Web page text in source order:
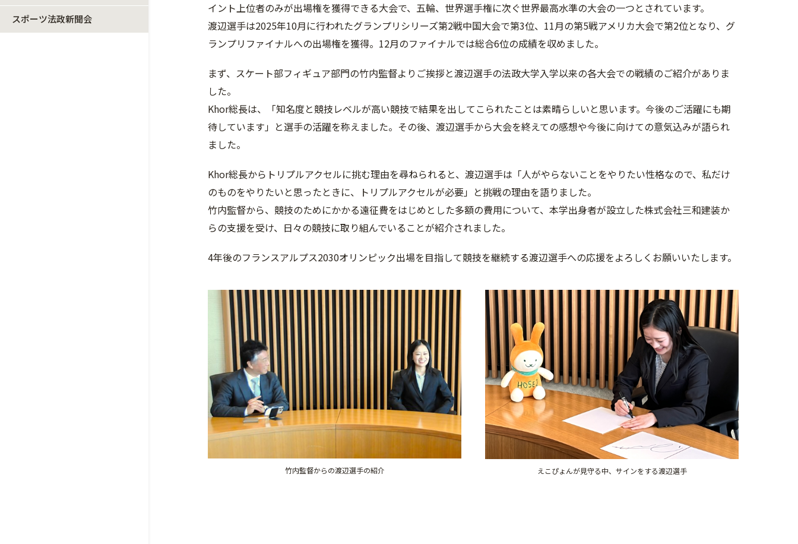
スポーツ法政新聞会
イント上位者のみが出場権を獲得できる大会で、五輪、世界選手権に次ぐ世界最高水準の大会の一つとされています。
渡辺選手は2025年10月に行われたグランプリシリーズ第2戦中国大会で第3位、11月の第5戦アメリカ大会で第2位となり、グ
ランプリファイナルへの出場権を獲得。12月のファイナルでは総合6位の成績を収めました。
まず、スケート部フィギュア部門の竹内監督よりご挨拶と渡辺選手の法政大学入学以来の各大会での戦績のご紹介がありま
した。
Khor総長は、「知名度と競技レベルが高い競技で結果を出してこられたことは素晴らしいと思います。今後のご活躍にも期
待しています」と選手の活躍を称えました。その後、渡辺選手から大会を終えての感想や今後に向けての意気込みが語られ
ました。
Khor総長からトリプルアクセルに挑む理由を尋ねられると、渡辺選手は「人がやらないことをやりたい性格なので、私だけ
のものをやりたいと思ったときに、トリプルアクセルが必要」と挑戦の理由を語りました。
竹内監督から、競技のためにかかる遠征費をはじめとした多額の費用について、本学出身者が設立した株式会社三和建装か
らの支援を受け、日々の競技に取り組んでいることが紹介されました。
4年後のフランスアルプス2030オリンピック出場を目指して競技を継続する渡辺選手への応援をよろしくお願いいたします。
竹内監督からの渡辺選手の紹介 えこぴょんが見守る中、サインをする渡辺選手